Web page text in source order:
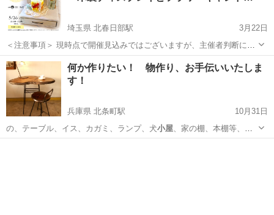
埼玉県 北春日部駅
3月22日
＜注意事項＞ 現時点で開催見込みではございますが、主催者判断によ
り、急遽中止になることがあります。 【コラボ企画】 KURI:KURII ×
grande domani 木製ディスプレイとフラワーキャンドルのワー...
埼玉 春日部市 北春日部駅 その他 小屋
何か作りたい！ 物作り、お手伝いいたしま
す！
兵庫県 北条町駅
10月31日
の、テーブル、イス、カガミ、ランプ、犬小屋、家の棚、本棚等、何
か作りたい方は、 …